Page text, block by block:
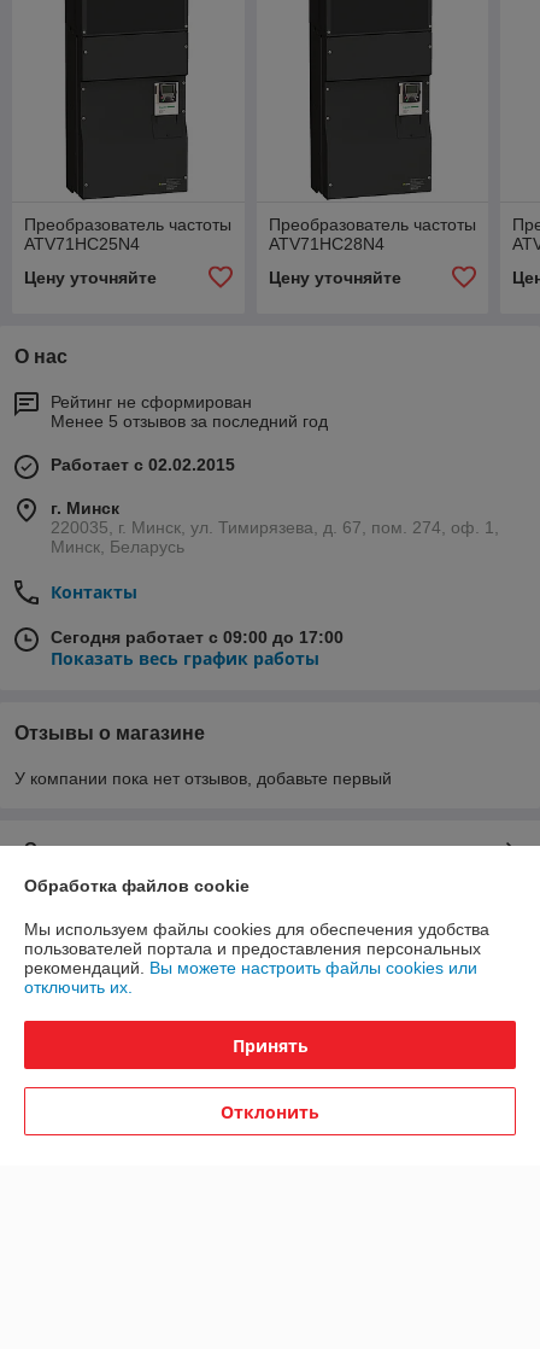
Преобразователь частоты
ATV71HC25N4
Цену уточняйте
Преобразователь частоты
ATV71HC28N4
Цену уточняйте
О нас
Рейтинг не сформирован
Менее 5 отзывов за последний год
Работает с 02.02.2015
г. Минск
220035, г. Минск, ул. Тимирязева, д. 67, пом. 274, оф. 1,
Минск, Беларусь
Контакты
Сегодня работает с 09:00 до 17:00
Показать весь график работы
Отзывы о магазине
У компании пока нет отзывов, добавьте первый
О нас
Доставка и оплата
График работы
Полная версия сайта
Политика обработки cookies
Обработка файлов cookie
Мы используем файлы cookies для обеспечения удобства
пользователей портала и предоставления персональных
рекомендаций. Вы можете настроить файлы cookies или
отключить их.
Принять
Отклонить